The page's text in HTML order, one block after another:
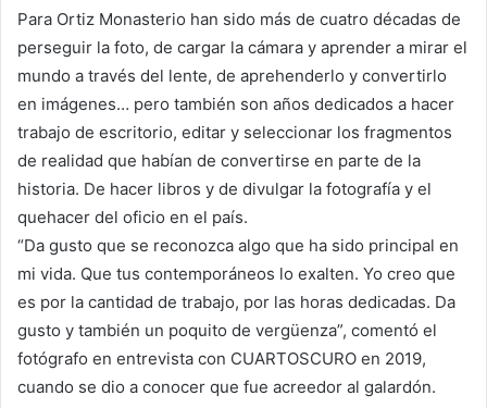
Para Ortiz Monasterio han sido más de cuatro décadas de
perseguir la foto, de cargar la cámara y aprender a mirar el
mundo a través del lente, de aprehenderlo y convertirlo
en imágenes… pero también son años dedicados a hacer
trabajo de escritorio, editar y seleccionar los fragmentos
de realidad que habían de convertirse en parte de la
historia. De hacer libros y de divulgar la fotografía y el
quehacer del oficio en el país.
“Da gusto que se reconozca algo que ha sido principal en
mi vida. Que tus contemporáneos lo exalten. Yo creo que
es por la cantidad de trabajo, por las horas dedicadas. Da
gusto y también un poquito de vergüenza”, comentó el
fotógrafo en entrevista con CUARTOSCURO en 2019,
cuando se dio a conocer que fue acreedor al galardón.